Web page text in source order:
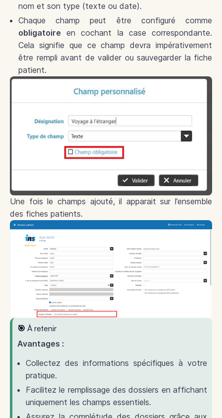
nom et son type (texte ou date).
Chaque champ peut être configuré comme
obligatoire en cochant la case correspondante.
Cela signifie que ce champ devra impérativement
être rempli avant de valider ou sauvegarder la fiche
patient.
Une fois le champs ajouté, il apparait sur l’ensemble
des fiches patients.
🎯 À retenir
Avantages :
Collectez des informations spécifiques à votre
pratique.
Facilitez le remplissage des dossiers en affichant
uniquement les champs essentiels.